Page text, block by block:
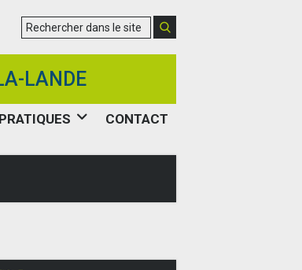
LANDE
CONTACT